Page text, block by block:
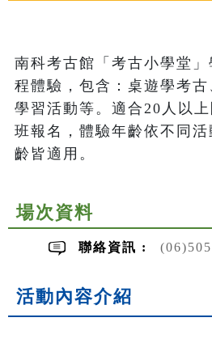
南科考古館「考古小學堂
程體驗，包含：桌遊學考
學習活動等。適合20人以
班報名，體驗年齡依不同
齡皆適用。
場次資料
聯絡資訊 :
活動內容介紹